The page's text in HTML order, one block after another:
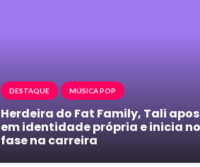
DESTAQUE MÚSICA POP
Herdeira do Fat Family, Tali
em identidade própria e inicia
fase na carreira